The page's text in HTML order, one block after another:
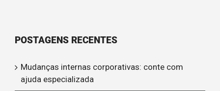
POSTAGENS RECENTES
Mudanças internas corporativas: conte com
ajuda especializada